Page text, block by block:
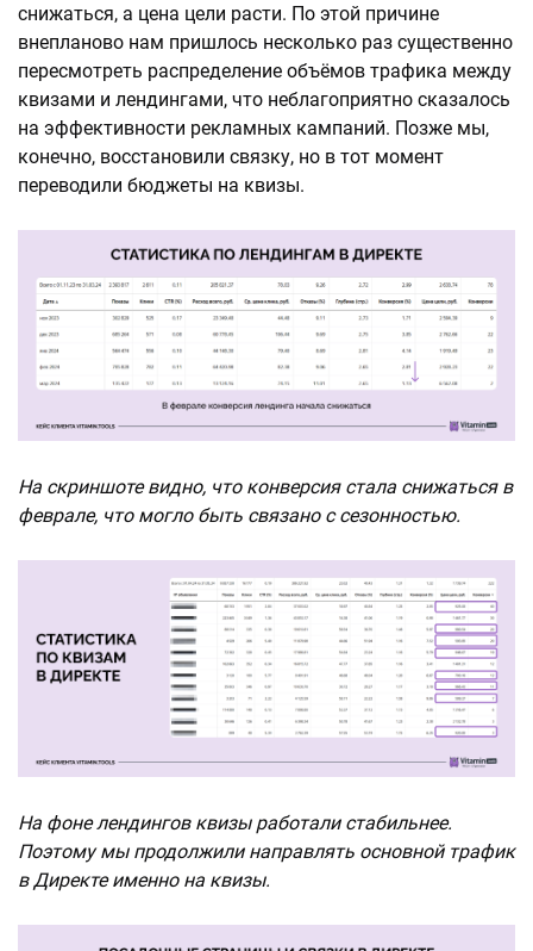
снижаться, а цена цели расти. По этой причине
внепланово нам пришлось несколько раз существенно
пересмотреть распределение объёмов трафика между
квизами и лендингами, что неблагоприятно сказалось
на эффективности рекламных кампаний. Позже мы,
конечно, восстановили связку, но в тот момент
переводили бюджеты на квизы.
На скриншоте видно, что конверсия стала снижаться в
феврале, что могло быть связано с сезонностью.
На фоне лендингов квизы работали стабильнее.
Поэтому мы продолжили направлять основной трафик
в Директе именно на квизы.